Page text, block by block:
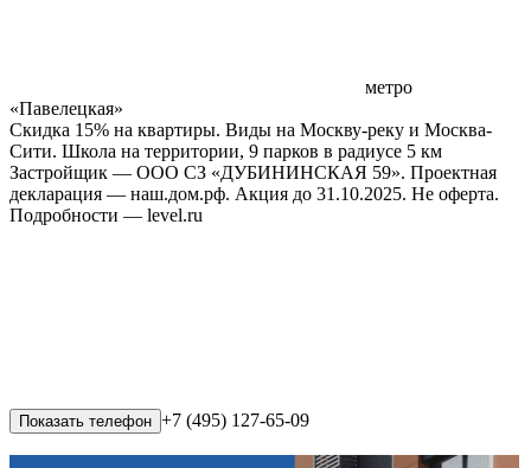
метро
«Павелецкая»
Скидка 15% на квартиры. Виды на Москву-реку и Москва-
Сити. Школа на территории, 9 парков в радиусе 5 км
Застройщик — ООО СЗ «ДУБИНИНСКАЯ 59». Проектная
декларация — наш.дом.рф. Акция до 31.10.2025. Не оферта.
Подробности — level.ru
Показать телефон +7 (495) 127-65-09